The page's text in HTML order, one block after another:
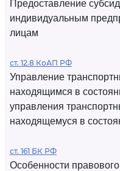
Предоставление
индивидуальным
лицам
ст. 12.8 КоАП РФ
Управление
находящимся в
управления
находящемуся в
ст. 161 БК РФ
Особенности